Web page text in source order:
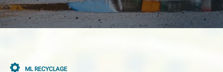
ML RECYCLAGE